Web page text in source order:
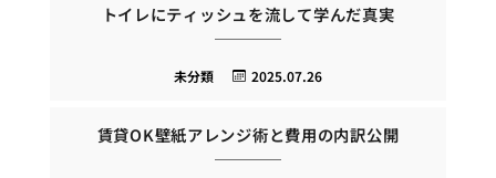
トイレにティッシュを流して学んだ真実
2025.07.26
未分類
賃貸OK壁紙アレンジ術と費用の内訳公開